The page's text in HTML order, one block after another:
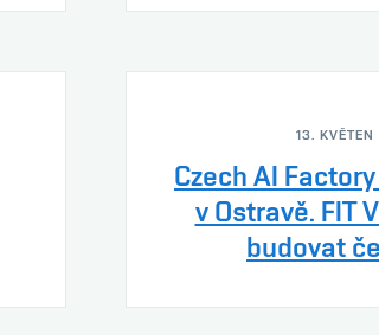
13.
Czech AI
v Ostravě. FIT
budovat